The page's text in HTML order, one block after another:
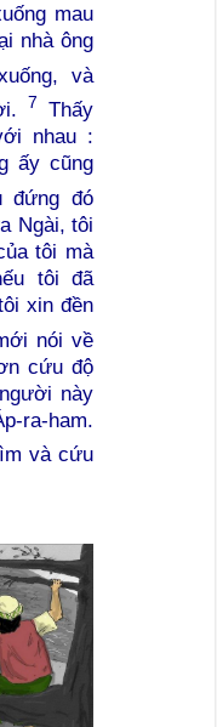
mau
nhà ông
và
7
Thấy
nhau :
ấy cũng
đứng đó
Ngài, tôi
tôi mà
tôi đã
xin đền
nói về
cứu độ
này
ra-ham.
và cứu